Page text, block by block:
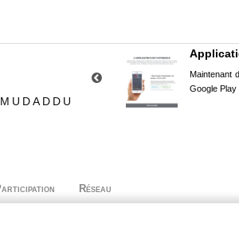
Maintenant
Google Play
Réseau